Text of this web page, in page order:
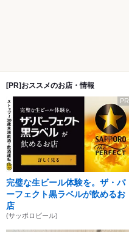
[PR]おススメのお店・情報
PR
完璧な生ビール体験を。ザ・パ
ーフェクト黒ラベルが飲めるお
店
(サッポロビール)